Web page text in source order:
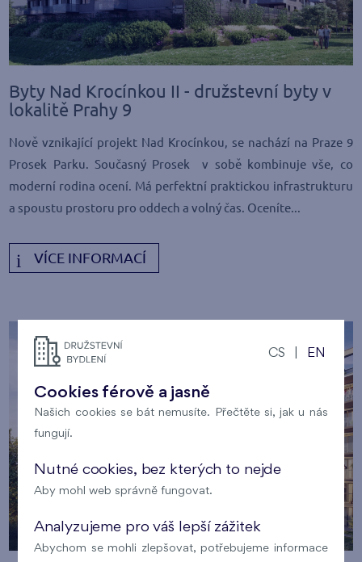
Byty Nad Krocínkou II - družstevní byty v
lokalitě Prahy 9
Nově vznikající projekt Nad Krocínkou, se nachází na Praze 9
Prosek Parku. Současný Prosek v sobě kombinuje vše, co
moderní rodina ocení. Má perfektní praktickou infrastrukturu
a spoustu prostoru pro oddech a volný čas. Oceníte...
VÍCE INFORMACÍ
CS EN
Cookies férově a jasně
Našich cookies se bát nemusíte. Přečtěte si, jak u nás
fungují.
Nutné cookies, bez kterých to nejde
Aby mohl web správně fungovat.
Analyzujeme pro váš lepší zážitek
Abychom se mohli zlepšovat, potřebujeme informace